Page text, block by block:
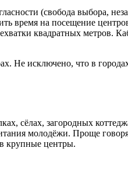
(свобода выбора,
время на посещение
квадратных метров.
Не исключено, что в
сёлах, загородных
молодёжи. Проще
крупные центры.